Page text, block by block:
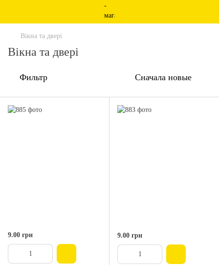
Вікна та двері
Вікна та двері
Фильтр Сначала новые
9.00 грн 9.00 грн